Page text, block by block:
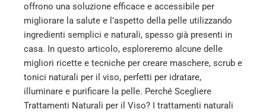
offrono una soluzione efficace e accessibile per
migliorare la salute e l’aspetto della pelle utilizzando
ingredienti semplici e naturali, spesso già presenti in
casa. In questo articolo, esploreremo alcune delle
migliori ricette e tecniche per creare maschere, scrub e
tonici naturali per il viso, perfetti per idratare,
illuminare e purificare la pelle. Perché Scegliere
Trattamenti Naturali per il Viso? I trattamenti naturali